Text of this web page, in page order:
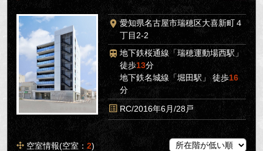
愛知県名古屋市瑞穂区大喜新町４
丁目2-2
地下鉄桜通線「瑞穂運動場西駅」
徒歩13分
地下鉄名城線「堀田駅」 徒歩16
分
RC/2016年6月/28戸
空室情報(空室：2)